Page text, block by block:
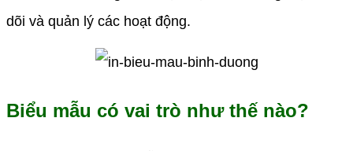
dõi và quản lý các hoạt động.
Biểu mẫu có vai trò như thế nào?